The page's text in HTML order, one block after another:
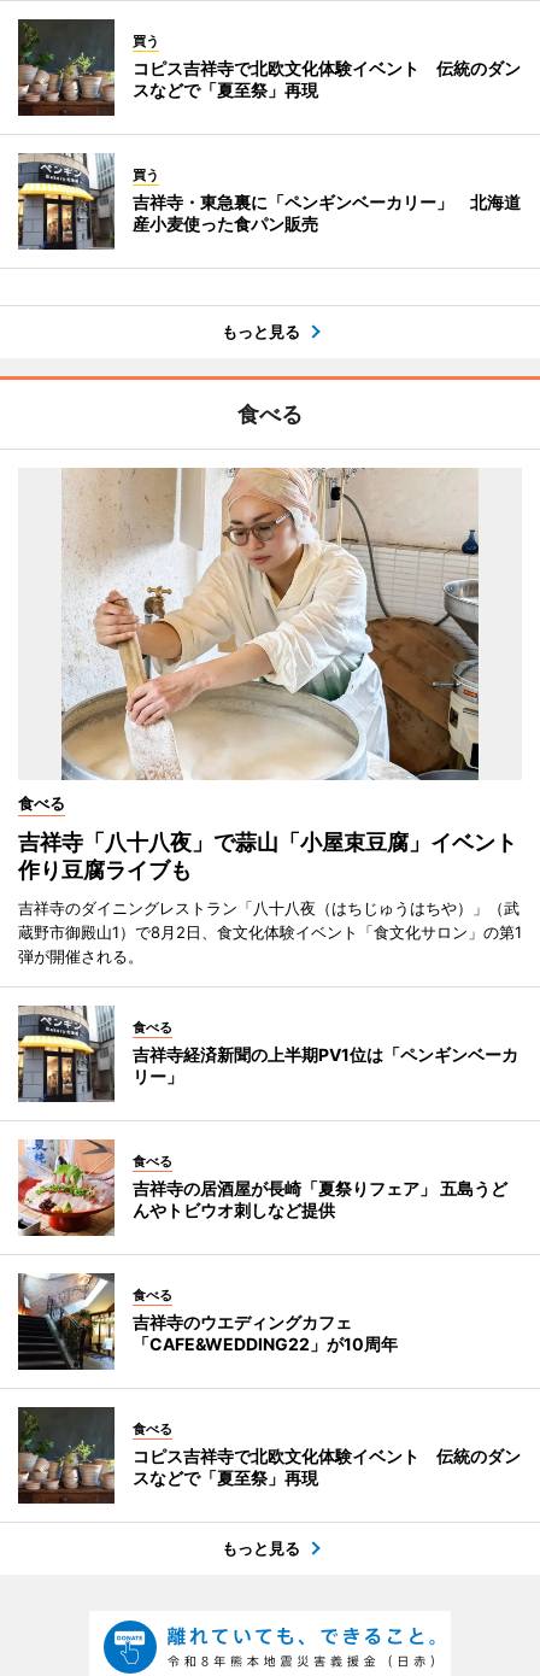
買う
コピス吉祥寺で北欧文化体験イベント 伝統のダン
スなどで「夏至祭」再現
買う
吉祥寺・東急裏に「ペンギンベーカリー」 北海道
産小麦使った食パン販売
もっと見る
食べる
食べる
吉祥寺「八十八夜」で蒜山「小屋束豆腐」イベント
作り豆腐ライブも
吉祥寺のダイニングレストラン「八十八夜（はちじゅうはちや）」（武
蔵野市御殿山1）で8月2日、食文化体験イベント「食文化サロン」の第1
弾が開催される。
食べる
吉祥寺経済新聞の上半期PV1位は「ペンギンベーカ
リー」
食べる
吉祥寺の居酒屋が長崎「夏祭りフェア」 五島うど
んやトビウオ刺しなど提供
食べる
吉祥寺のウエディングカフェ
「CAFE&WEDDING22」が10周年
食べる
コピス吉祥寺で北欧文化体験イベント 伝統のダン
スなどで「夏至祭」再現
もっと見る